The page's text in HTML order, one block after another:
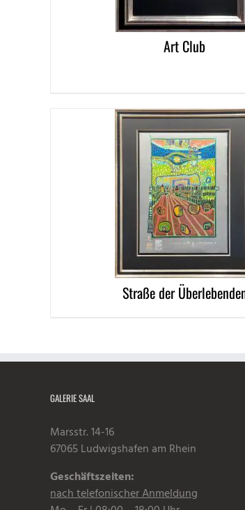
Art Club
Straße der
GALERIE SAAL
Marsstr. 14-16
67065 Ludwigshafen am Rhein
Geschäftszeiten:
nach telefonischer Anmeldung